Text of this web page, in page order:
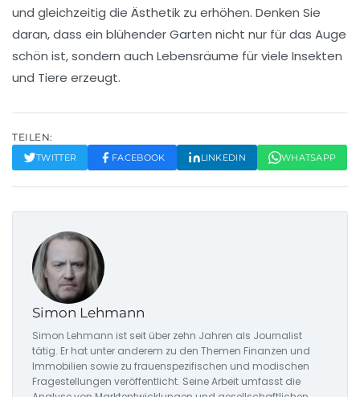
und gleichzeitig die Ästhetik zu erhöhen. Denken Sie
daran, dass ein blühender Garten nicht nur für das Auge
schön ist, sondern auch Lebensräume für viele Insekten
und Tiere erzeugt.
TEILEN:
TWITTER FACEBOOK LINKEDIN WHATSAPP
Simon Lehmann
Simon Lehmann ist seit über zehn Jahren als Journalist
tätig. Er hat unter anderem zu den Themen Finanzen und
Immobilien sowie zu frauenspezifischen und modischen
Fragestellungen veröffentlicht. Seine Arbeit umfasst die